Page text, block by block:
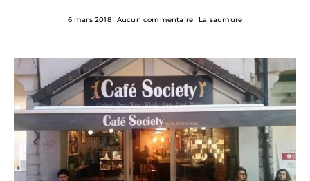
6 mars 2018 Aucun commentaire La saumure